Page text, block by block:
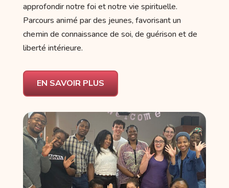
approfondir notre foi et notre vie spirituelle.
Parcours animé par des jeunes, favorisant un
chemin de connaissance de soi, de guérison et de
liberté intérieure.
EN SAVOIR PLUS